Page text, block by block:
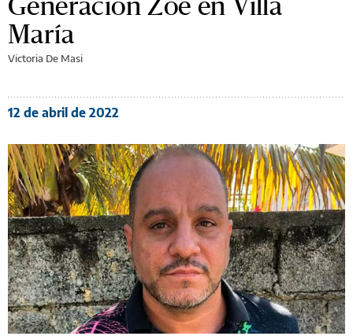
María
Victoria De Masi
12 de abril de 2022